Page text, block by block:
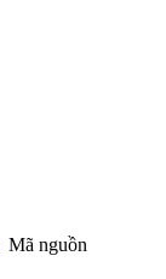
Mã nguồn